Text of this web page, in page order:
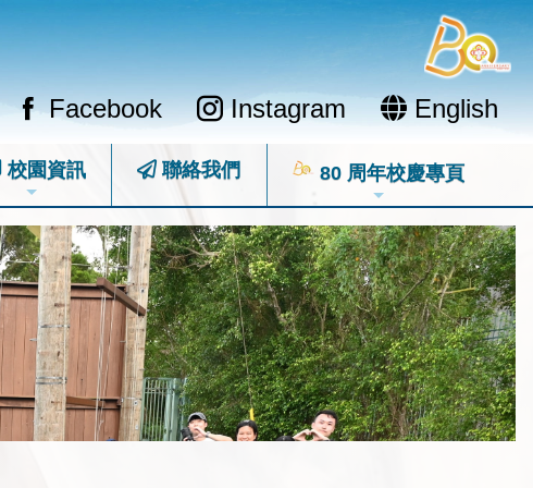
Facebook Instagram English
校園資訊 聯絡我們 80 周年校慶專頁